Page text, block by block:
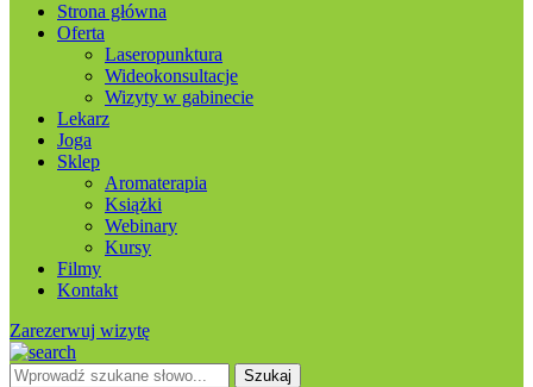
Strona główna
Oferta
Laseropunktura
Wideokonsultacje
Wizyty w gabinecie
Lekarz
Joga
Sklep
Aromaterapia
Książki
Webinary
Kursy
Filmy
Kontakt
Zarezerwuj wizytę
Szukaj